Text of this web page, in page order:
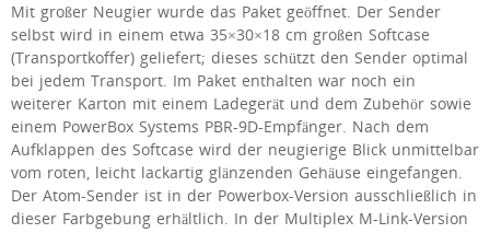
Mit großer Neugier wurde das Paket geöffnet. Der Sender
selbst wird in einem etwa 35×30×18 cm großen Softcase
(Transportkoffer) geliefert; dieses schützt den Sender optimal
bei jedem Transport. Im Paket enthalten war noch ein
weiterer Karton mit einem Ladegerät und dem Zubehör sowie
einem PowerBox Systems PBR-9D-Empfänger. Nach dem
Aufklappen des Softcase wird der neugierige Blick unmittelbar
vom roten, leicht lackartig glänzenden Gehäuse eingefangen.
Der Atom-Sender ist in der Powerbox-Version ausschließlich in
dieser Farbgebung erhältlich. In der Multiplex M-Link-Version